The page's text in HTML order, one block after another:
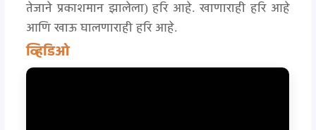
तेजाने प्रकाशमान झालेला) हरि आहे. खाणाराही हरि आहे
आणि खाऊ घालणाराही हरि आहे.
व्हिडिओ